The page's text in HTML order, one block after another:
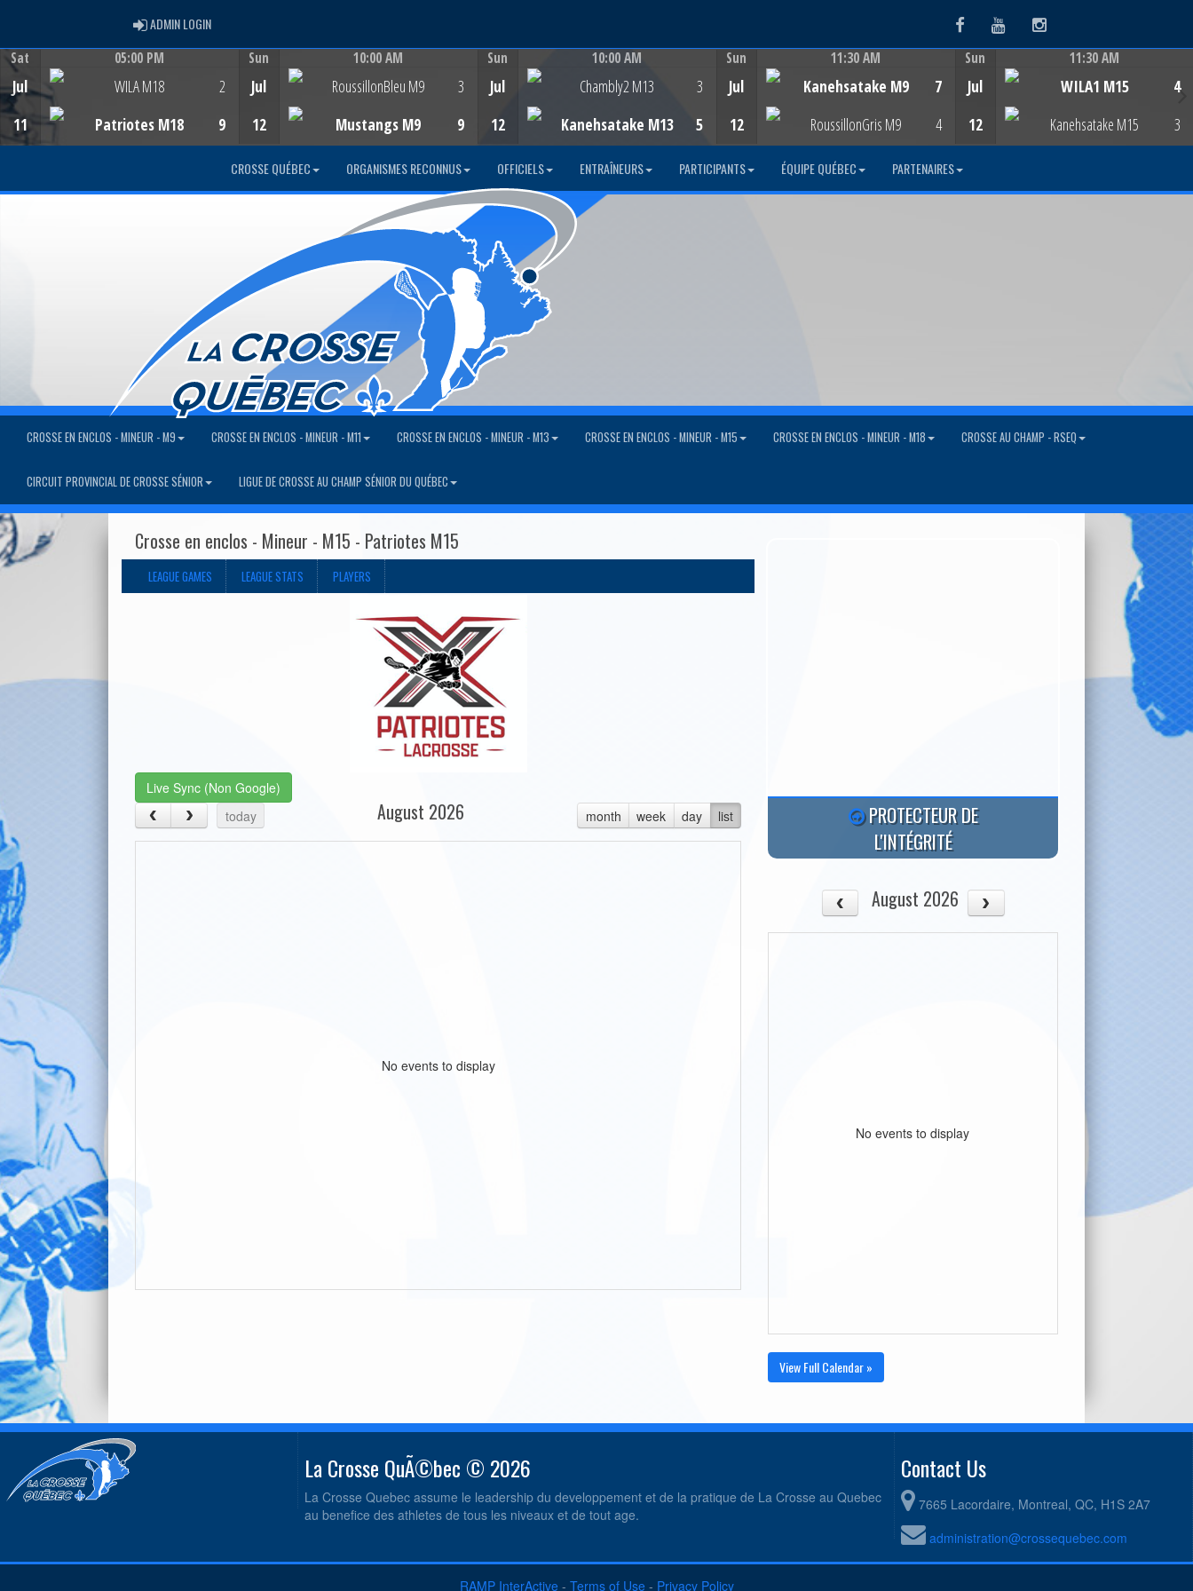
ADMIN LOGINADMIN LOGIN FacebookYoutubeInstagram
Sat
Jul
11
05:00 PM
WILA M18
Patriotes M18
2
9
Sun
Jul
12
10:00 AM
RoussillonBleu M9
Mustangs M9
3
9
Sun
Jul
12
10:00 AM
Chambly2 M13
Kanehsatake M13
3
5
Sun
Jul
12
11:30 AM
Kanehsatake M9
RoussillonGris M9
7
4
Sun
Jul
12
11:30 AM
WILA1 M15
Kanehsatake M15
4
3
CROSSE QUÉBEC ORGANISMES RECONNUS OFFICIELS ENTRAÎNEURS PARTICIPANTS ÉQUIPE QUÉBEC PARTENAIRES
CROSSE EN ENCLOS - MINEUR - M9 CROSSE EN ENCLOS - MINEUR - M11 CROSSE EN ENCLOS - MINEUR - M13 CROSSE EN ENCLOS - MINEUR - M15 CROSSE EN ENCLOS - MINEUR - M18 CROSSE AU CHAMP - RSEQ
CIRCUIT PROVINCIAL DE CROSSE SÉNIOR LIGUE DE CROSSE AU CHAMP SÉNIOR DU QUÉBEC
Crosse en enclos - Mineur - M15 - Patriotes M15
LEAGUE GAMES LEAGUE STATS PLAYERS
Live Sync (Non Google)
today
month week day list
August 2026
No events to display
PROTECTEUR DE
L'INTÉGRITÉ
August 2026
No events to display
View Full Calendar »
La Crosse QuÃ©bec © 2026
La Crosse Quebec assume le leadership du developpement et de la pratique de La Crosse au Quebec
au benefice des athletes de tous les niveaux et de tout age.
Contact Us
7665 Lacordaire, Montreal, QC, H1S 2A7
administration@crossequebec.com
RAMP InterActive - Terms of Use - Privacy Policy